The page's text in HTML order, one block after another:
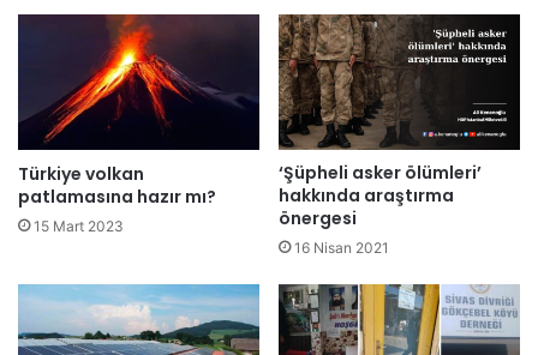
Türkiye volkan
patlamasına hazır mı?
15 Mart 2023
‘Şüpheli asker ölümleri’
hakkında araştırma
önergesi
16 Nisan 2021